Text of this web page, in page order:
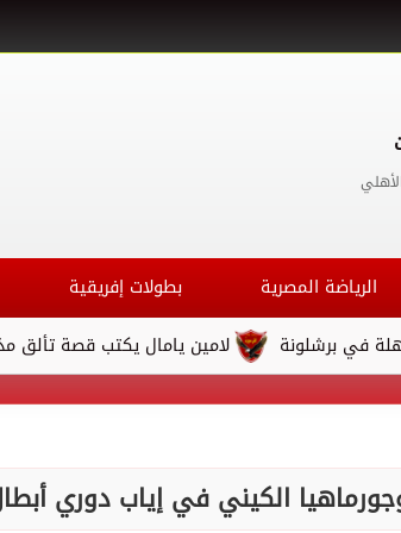
الرياضة المصرية بطولات إفريقية
لامين يامال يكتب قصة تألق مذهلة في
الكيني في إياب دوري